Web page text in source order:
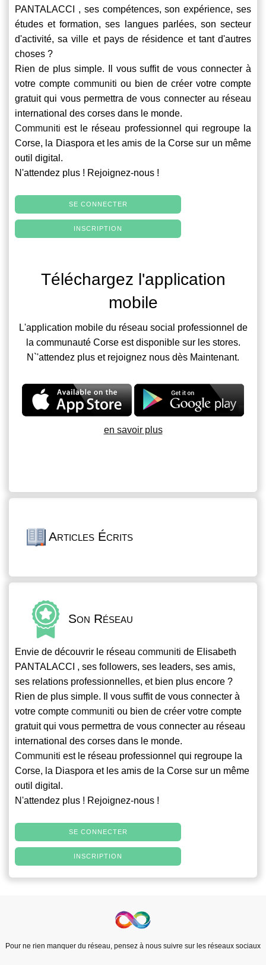
PANTALACCI , ses compétences, son expérience, ses
études et formation, ses langues parlées, son secteur
d'activité, sa ville et pays de résidence et tant d'autres
choses ?
Rien de plus simple. Il vous suffit de vous connecter à
votre compte communiti ou bien de créer votre compte
gratuit qui vous permettra de vous connecter au réseau
international des corses dans le monde.
Communiti est le réseau professionnel qui regroupe la
Corse, la Diaspora et les amis de la Corse sur un même
outil digital.
N'attendez plus ! Rejoignez-nous !
SE CONNECTER
INSCRIPTION
Téléchargez l'application
mobile
L'application mobile du réseau social professionnel de
la communauté Corse est disponible sur les stores.
N`'attendez plus et rejoignez nous dès Maintenant.
en savoir plus
Articles Écrits
Son Réseau
Envie de découvrir le réseau communiti de Elisabeth
PANTALACCI , ses followers, ses leaders, ses amis,
ses relations professionnelles, et bien plus encore ?
Rien de plus simple. Il vous suffit de vous connecter à
votre compte communiti ou bien de créer votre compte
gratuit qui vous permettra de vous connecter au réseau
international des corses dans le monde.
Communiti est le réseau professionnel qui regroupe la
Corse, la Diaspora et les amis de la Corse sur un même
outil digital.
N'attendez plus ! Rejoignez-nous !
SE CONNECTER
INSCRIPTION
Pour ne rien manquer du réseau, pensez à nous suivre sur les réseaux sociaux